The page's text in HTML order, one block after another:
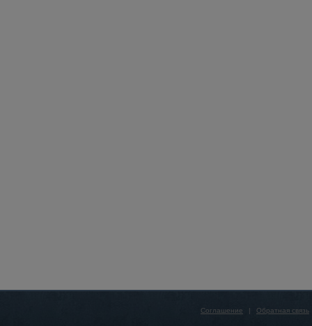
Соглашение | Обратная связь